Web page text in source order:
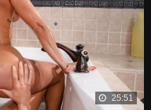
25:51